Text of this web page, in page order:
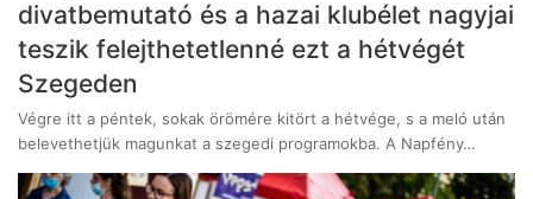
divatbemutató és a hazai klubélet nagyjai
teszik felejthetetlenné ezt a hétvégét
Szegeden
Végre itt a péntek, sokak örömére kitört a hétvége, s a meló után
belevethetjük magunkat a szegedi programokba. A Napfény…